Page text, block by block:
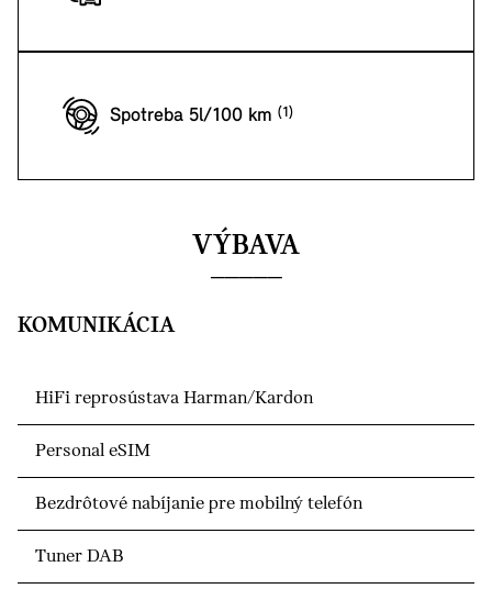
Spotreba 5l/100 km
VÝBAVA
KOMUNIKÁCIA
HiFi reprosústava Harman/Kardon
Personal eSIM
Bezdrôtové nabíjanie pre mobilný telefón
Tuner DAB